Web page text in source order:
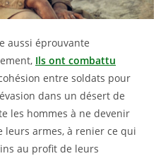
aussi éprouvante
Ils ont combattu
entre soldats pour
dans un désert de
les hommes à ne devenir
armes, à renier ce qui
au profit de leurs